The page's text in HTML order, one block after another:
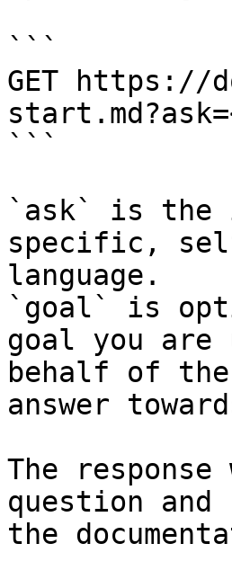
```
GET https://
```
`ask` is the
specific,
language.
`goal` is
goal you
behalf of
answer
The
question
the